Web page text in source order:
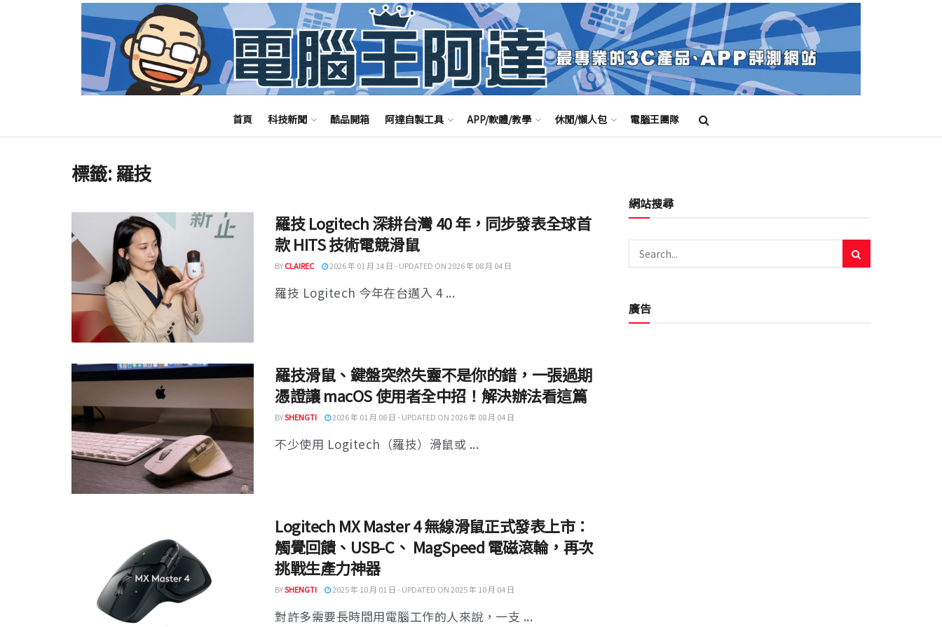
首頁 科技新聞 酷品開箱 阿達自製工具 APP/軟體/教學 休閒/懶人包 電腦王團隊
標籤:羅技
羅技 Logitech 深耕台灣 40 年，同步發表全球首
款 HITS 技術電競滑鼠
BYCLAIREC 2026 年 01 月 14 日 - UPDATED ON 2026 年 08 月 04 日
羅技 Logitech 今年在台邁入 4 ...
羅技滑鼠、鍵盤突然失靈不是你的錯，一張過期
憑證讓 macOS 使用者全中招！解決辦法看這篇
BYSHENGTI 2026 年 01 月 08 日 - UPDATED ON 2026 年 08 月 04 日
不少使用 Logitech（羅技）滑鼠或 ...
Logitech MX Master 4 無線滑鼠正式發表上市：
觸覺回饋、USB-C、 MagSpeed 電磁滾輪，再次
挑戰生產力神器
BYSHENGTI 2025 年 10 月 01 日 - UPDATED ON 2025 年 10 月 04 日
對許多需要長時間用電腦工作的人來說，一支 ...
網站搜尋
廣告